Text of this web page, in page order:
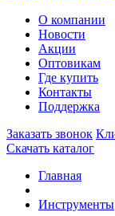
О компании
Новости
Акции
Оптовикам
Где купить
Контакты
Поддержка
Заказать звонок
Скачать каталог
Главная
Инструменты